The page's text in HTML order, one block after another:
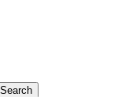
Search